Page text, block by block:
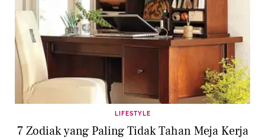
LIFESTYLE
7 Zodiak yang Paling Tidak Tahan Meja Kerja